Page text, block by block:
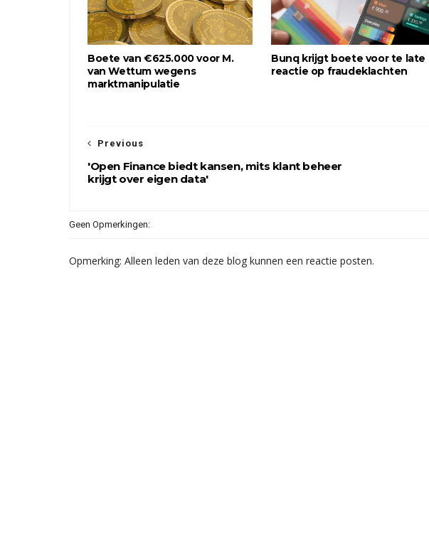
Boete van €625.000 voor M.
van Wettum wegens
marktmanipulatie
Bunq krijgt boete voor te late
reactie op fraudeklachten
Previous
'Open Finance biedt kansen, mits klant beheer
krijgt over eigen data'
Geen Opmerkingen:
Opmerking: Alleen leden van deze blog kunnen een reactie posten.